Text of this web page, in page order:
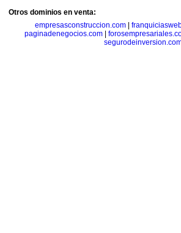
Otros dominios en venta:
empresasconstruccion.com
paginadenegocios.com